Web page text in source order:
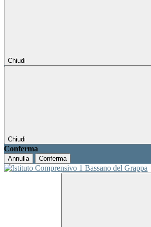
Chiudi
Chiudi
Conferma
Annulla Conferma